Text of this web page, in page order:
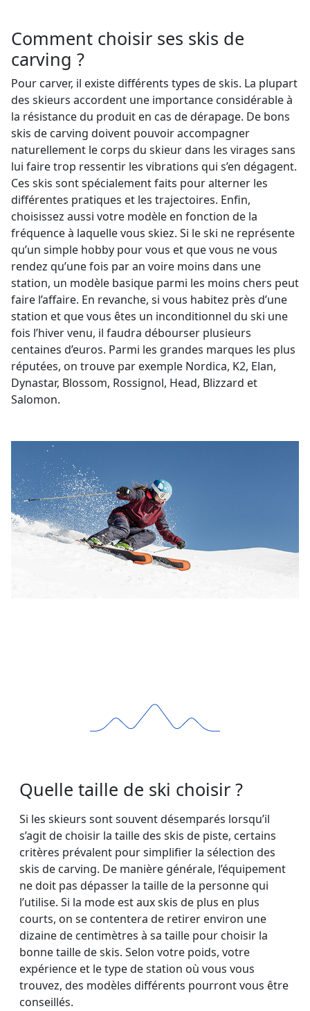
Comment choisir ses skis de
carving ?
Pour carver, il existe différents types de skis. La plupart
des skieurs accordent une importance considérable à
la résistance du produit en cas de dérapage. De bons
skis de carving doivent pouvoir accompagner
naturellement le corps du skieur dans les virages sans
lui faire trop ressentir les vibrations qui s’en dégagent.
Ces skis sont spécialement faits pour alterner les
différentes pratiques et les trajectoires. Enfin,
choisissez aussi votre modèle en fonction de la
fréquence à laquelle vous skiez. Si le ski ne représente
qu’un simple hobby pour vous et que vous ne vous
rendez qu’une fois par an voire moins dans une
station, un modèle basique parmi les moins chers peut
faire l’affaire. En revanche, si vous habitez près d’une
station et que vous êtes un inconditionnel du ski une
fois l’hiver venu, il faudra débourser plusieurs
centaines d’euros. Parmi les grandes marques les plus
réputées, on trouve par exemple Nordica, K2, Elan,
Dynastar, Blossom, Rossignol, Head, Blizzard et
Salomon.
Quelle taille de ski choisir ?
Si les skieurs sont souvent désemparés lorsqu’il
s’agit de choisir la taille des skis de piste, certains
critères prévalent pour simplifier la sélection des
skis de carving. De manière générale, l’équipement
ne doit pas dépasser la taille de la personne qui
l’utilise. Si la mode est aux skis de plus en plus
courts, on se contentera de retirer environ une
dizaine de centimètres à sa taille pour choisir la
bonne taille de skis. Selon votre poids, votre
expérience et le type de station où vous vous
trouvez, des modèles différents pourront vous être
conseillés.